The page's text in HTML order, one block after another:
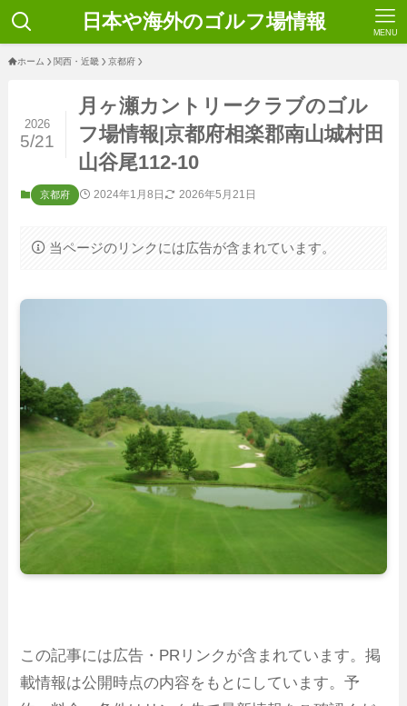
日本や海外のゴルフ場情報 MENU
ホーム 関西・近畿 京都府
月ヶ瀬カントリークラブのゴル
フ場情報|京都府相楽郡南山城村田
山谷尾112-10
2026
5/21
京都府 2024年1月8日 2026年5月21日
当ページのリンクには広告が含まれています。
この記事には広告・PRリンクが含まれています。掲
載情報は公開時点の内容をもとにしています。予